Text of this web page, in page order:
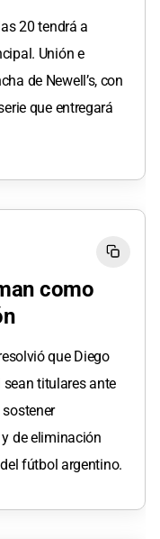
20 tendrá a
Unión e
de Newell’s, con
que entregará
como
que Diego
titulares ante
de eliminación
fútbol argentino.